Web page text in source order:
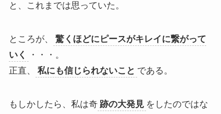
と、これまでは思っていた。
ところが、
驚くほどにピースがキレイに繋がって
いく
・・・。
正直、
私にも信じられないこと である。
もしかしたら、私は奇 跡の大発見 をしたのではな